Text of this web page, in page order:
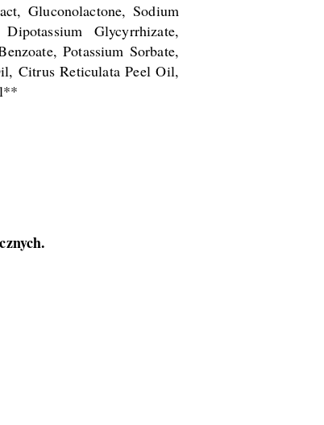
Gluconolactone, Sodium
Glycyrrhizate,
Potassium Sorbate,
Citrus Reticulata Peel Oil,